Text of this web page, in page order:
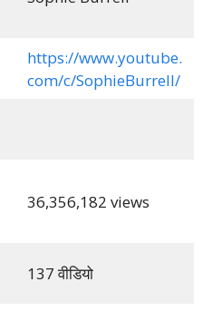
https://www.youtube.
com/c/SophieBurrell/
36,356,182 views
137 वीडियो